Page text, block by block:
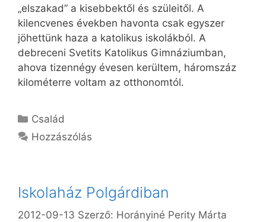
„elszakad” a kisebbektől és szüleitől. A
kilencvenes években havonta csak egyszer
jöhettünk haza a katolikus iskolákból. A
debreceni Svetits Katolikus Gimnáziumban,
ahova tizennégy évesen kerültem, háromszáz
kilométerre voltam az otthonomtól.
Kategória
Család
Hozzászólás
Iskolaház Polgárdiban
2012-09-13 Szerző: Horányiné Perity Márta